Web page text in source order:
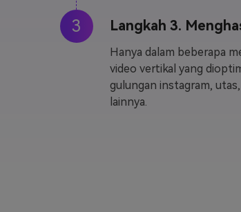
3 Langkah 3.
Hanya dalam beberapa
video vertikal yang
gulungan instagram,
lainnya.